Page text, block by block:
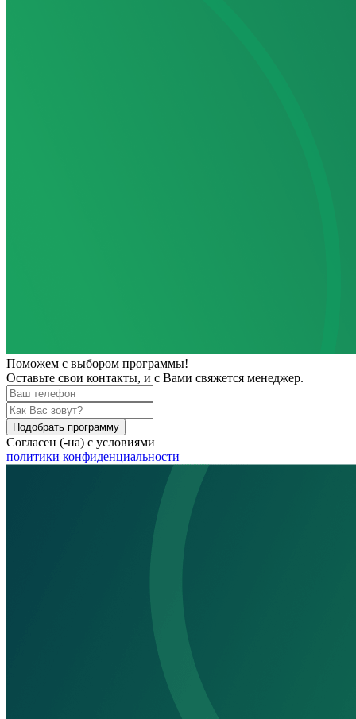
Поможем с выбором программы!
Оставьте свои контакты, и с Вами свяжется менеджер.
Подобрать программу
Согласен (-на) с условиями
политики конфиденциальности